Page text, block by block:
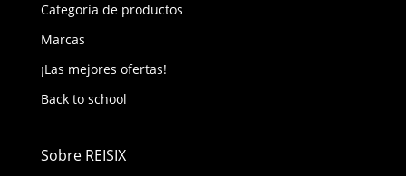
Categoría de productos
Marcas
¡Las mejores ofertas!
Back to school
Sobre REISIX